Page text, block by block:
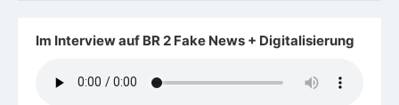
Im Interview auf BR 2 Fake News + Digitalisierung